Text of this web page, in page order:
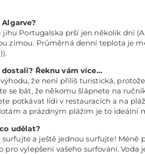
jihu Portugalska prší jen několik dní
zimou. Průměrná denní teplota je
dostali? Řeknu vám více…
že není příliš turistická,
se bát, že někomu šlápnete na
potkávat lidi v restauracích a na
a prázdným plážím je to ideální
udělat?
surfujte a ještě jednou surfujte!
pro vylepšení vašeho surfování.